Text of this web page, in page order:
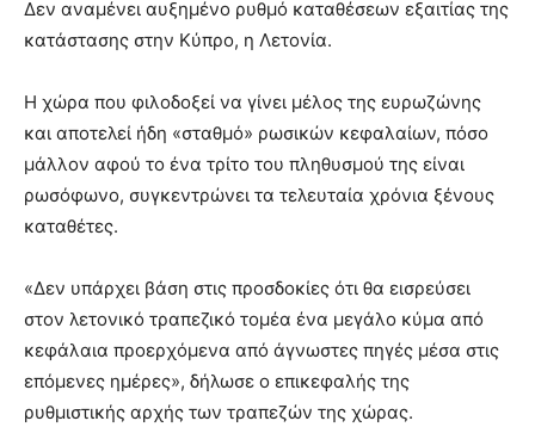
Δεν αναμένει αυξημένο ρυθμό καταθέσεων εξαιτίας της
κατάστασης στην Κύπρο, η Λετονία.
Η χώρα που φιλοδοξεί να γίνει μέλος της ευρωζώνης
και αποτελεί ήδη «σταθμό» ρωσικών κεφαλαίων, πόσο
μάλλον αφού το ένα τρίτο του πληθυσμού της είναι
ρωσόφωνο, συγκεντρώνει τα τελευταία χρόνια ξένους
καταθέτες.
«Δεν υπάρχει βάση στις προσδοκίες ότι θα εισρεύσει
στον λετονικό τραπεζικό τομέα ένα μεγάλο κύμα από
κεφάλαια προερχόμενα από άγνωστες πηγές μέσα στις
επόμενες ημέρες», δήλωσε ο επικεφαλής της
ρυθμιστικής αρχής των τραπεζών της χώρας.